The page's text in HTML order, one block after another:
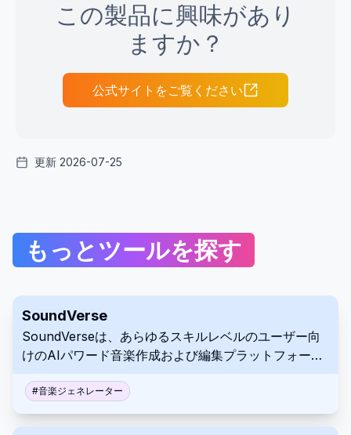
この製品に興味があり
ますか？
公式サイトをご覧ください
更新 2026-07-25
もっとツールを探す
SoundVerse
SoundVerseは、あらゆるスキルレベルのユーザー向
けのAIパワード音楽作成および編集プラットフォーム
し、オーディオトラックを編集するためのAIツールを
提供します。このプラットフォームは、音楽的なアイ
#音楽ジェネレーター